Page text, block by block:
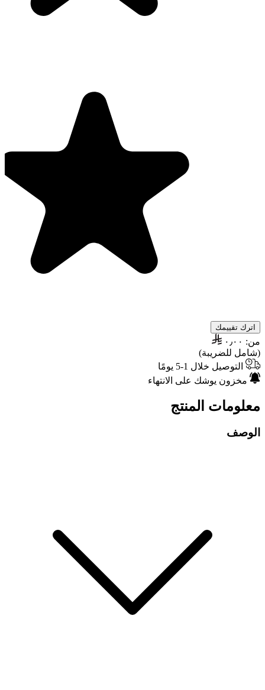
اترك تقييمك
من: ٠٫٠٠
(شامل للضريبة)
التوصيل خلال 1-5 يومًا
مخزون يوشك على الانتهاء
معلومات المنتج
الوصف